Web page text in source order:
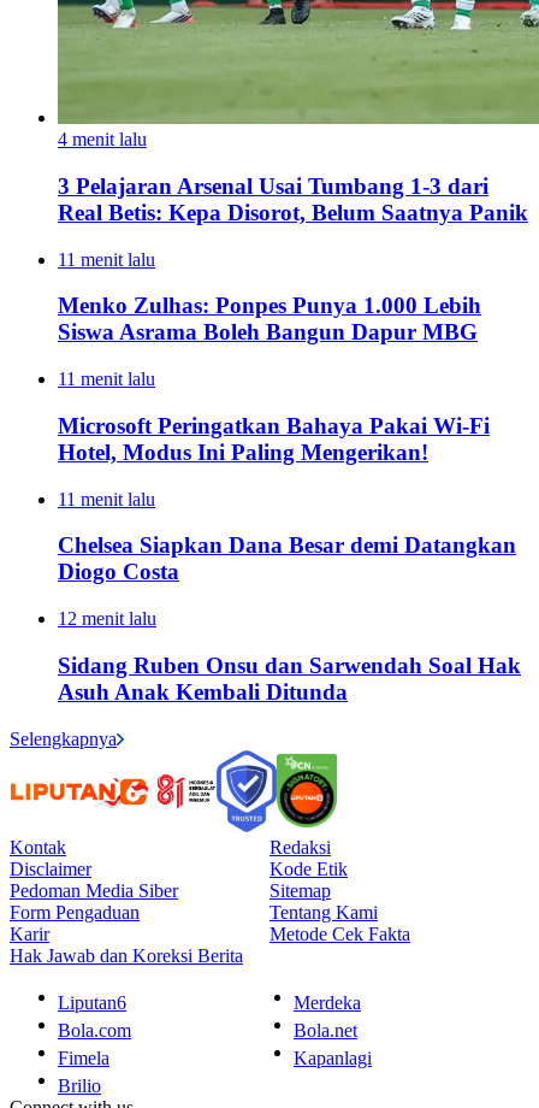
4 menit lalu
3 Pelajaran Arsenal Usai Tumbang 1-3 dari
Real Betis: Kepa Disorot, Belum Saatnya Panik
11 menit lalu
Menko Zulhas: Ponpes Punya 1.000 Lebih
Siswa Asrama Boleh Bangun Dapur MBG
11 menit lalu
Microsoft Peringatkan Bahaya Pakai Wi-Fi
Hotel, Modus Ini Paling Mengerikan!
11 menit lalu
Chelsea Siapkan Dana Besar demi Datangkan
Diogo Costa
12 menit lalu
Sidang Ruben Onsu dan Sarwendah Soal Hak
Asuh Anak Kembali Ditunda
Selengkapnya
Kontak
Redaksi
Disclaimer
Kode Etik
Pedoman Media Siber
Sitemap
Form Pengaduan
Tentang Kami
Karir
Metode Cek Fakta
Hak Jawab dan Koreksi Berita
Liputan6
Merdeka
Bola.com
Bola.net
Fimela
Kapanlagi
Brilio